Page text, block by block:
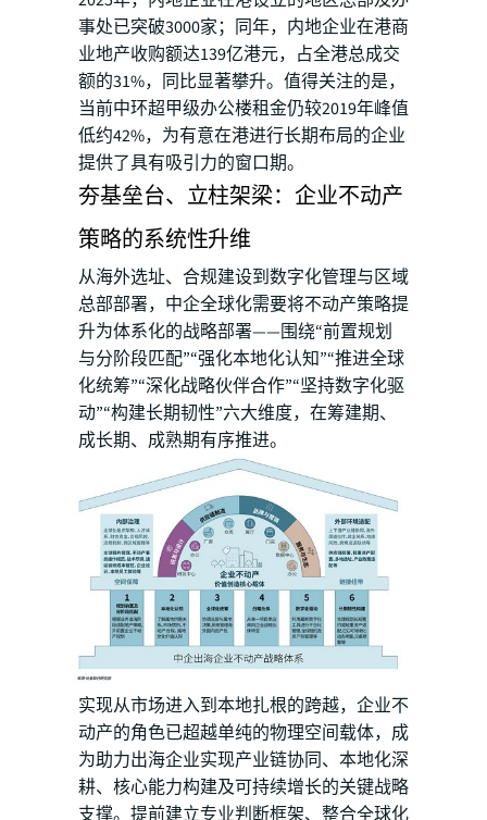
事处已突破3000家；同年，内地企业在港商
业地产收购额达139亿港元，占全港总成交
额的31%，同比显著攀升。值得关注的是，
当前中环超甲级办公楼租金仍较2019年峰值
低约42%，为有意在港进行长期布局的企业
提供了具有吸引力的窗口期。
夯基垒台、立柱架梁：企业不动产
策略的系统性升维
从海外选址、合规建设到数字化管理与区域
总部部署，中企全球化需要将不动产策略提
升为体系化的战略部署——围绕“前置规划
与分阶段匹配”“强化本地化认知”“推进全球
化统筹”“深化战略伙伴合作”“坚持数字化驱
动”“构建长期韧性”六大维度，在筹建期、
成长期、成熟期有序推进。
实现从市场进入到本地扎根的跨越，企业不
动产的角色已超越单纯的物理空间载体，成
为助力出海企业实现产业链协同、本地化深
耕、核心能力构建及可持续增长的关键战略
支撑。提前建立专业判断框架、整合全球化